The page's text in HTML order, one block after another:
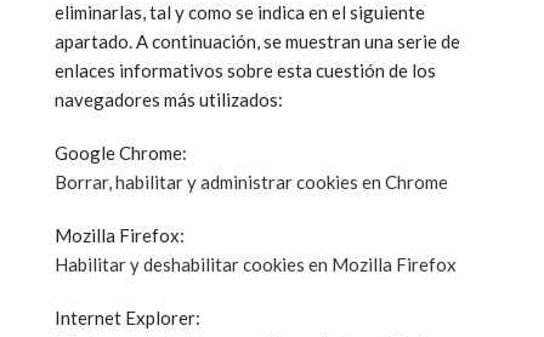
eliminarlas, tal y como se indica en el siguiente
apartado. A continuación, se muestran una serie de
enlaces informativos sobre esta cuestión de los
navegadores más utilizados:
Google Chrome:
Borrar, habilitar y administrar cookies en Chrome
Mozilla Firefox:
Habilitar y deshabilitar cookies en Mozilla Firefox
Internet Explorer: